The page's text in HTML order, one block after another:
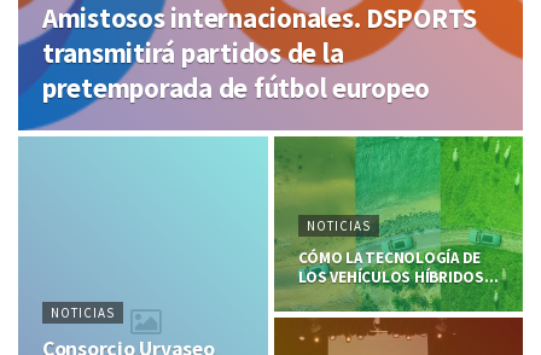
Amistosos internacionales. DSPORTS
transmitirá partidos de la
pretemporada de fútbol europeo
NOTICIAS
Consorcio Urvaseo
NOTICIAS
CÓMO LA TECNOLOGÍA DE
LOS VEHÍCULOS HÍBRIDOS
AYUDA A…